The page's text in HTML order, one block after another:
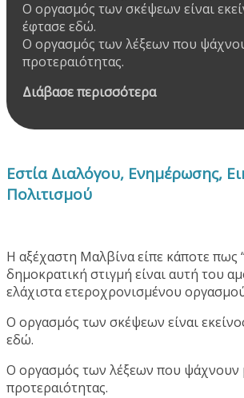
Ο οργασμός των σκέψεων είναι
έφτασε εδώ.
Ο οργασμός των λέξεων που
προτεραιότητας.
Διάβασε περισσότερα
Εστία Διαλόγου, Ενημέρωσης,
Πολιτισμού
Η αξέχαστη Μαλβίνα είπε κάποτε πως
δημοκρατική στιγμή είναι αυτή του
ελάχιστα ετεροχρονισμένου
Ο οργασμός των σκέψεων είναι
εδώ.
Ο οργασμός των λέξεων που ψάχνουν
προτεραιότητας.